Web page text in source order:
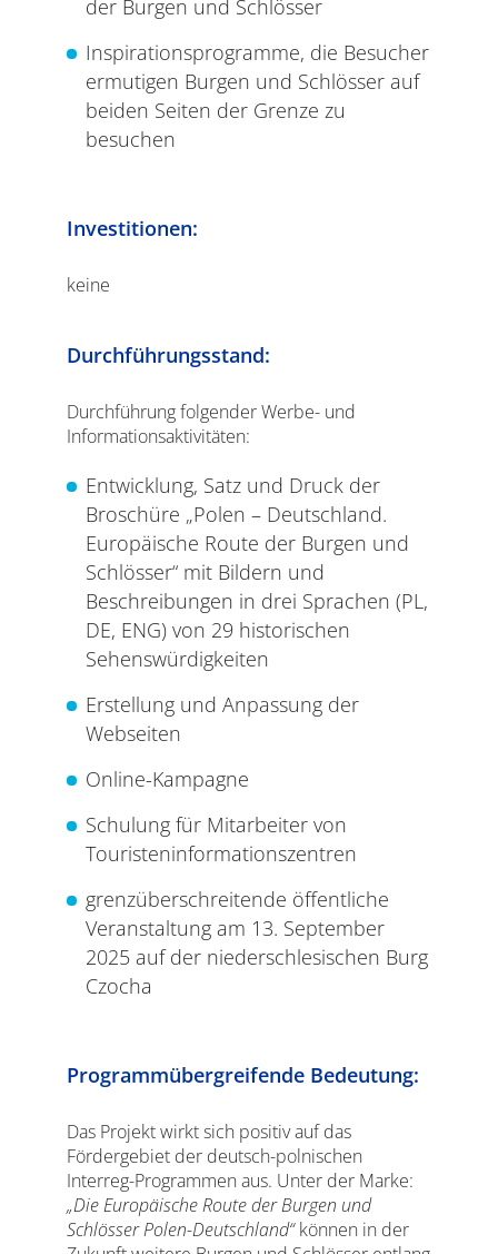
der Burgen und Schlösser
Inspirationsprogramme, die Besucher
ermutigen Burgen und Schlösser auf
beiden Seiten der Grenze zu
besuchen
Investitionen:
keine
Durchführungsstand:
Durchführung folgender Werbe- und
Informationsaktivitäten:
Entwicklung, Satz und Druck der
Broschüre „Polen – Deutschland.
Europäische Route der Burgen und
Schlösser“ mit Bildern und
Beschreibungen in drei Sprachen (PL,
DE, ENG) von 29 historischen
Sehenswürdigkeiten
Erstellung und Anpassung der
Webseiten
Online-Kampagne
Schulung für Mitarbeiter von
Touristeninformationszentren
grenzüberschreitende öffentliche
Veranstaltung am 13. September
2025 auf der niederschlesischen Burg
Czocha
Programmübergreifende Bedeutung:
Das Projekt wirkt sich positiv auf das
Fördergebiet der deutsch-polnischen
Interreg-Programmen aus. Unter der Marke:
„Die Europäische Route der Burgen und
Schlösser Polen-Deutschland“können in der